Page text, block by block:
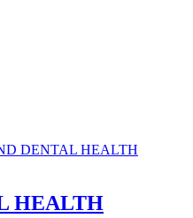
HEALTH